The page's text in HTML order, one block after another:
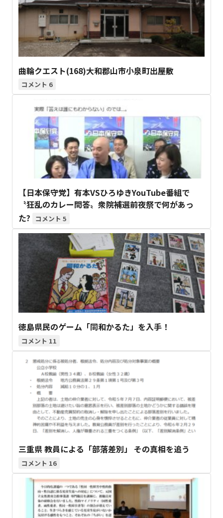
曲輪クエスト(168)大和郡山市小泉町出屋敷
6
【日本保守党】有本VSひろゆきYouTube番組で
〝狂乱のカレー問答〟衆院補選前夜祭で何があっ
た?
5
徳島県民のゲーム「同和かるた」を入手！
11
三重県 教員による「部落差別」 その真相を追う
16